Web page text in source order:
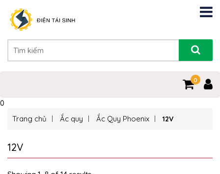
0
0
Trang chủ
Ắc quy Ắc Quy Phoenix 12V
12V